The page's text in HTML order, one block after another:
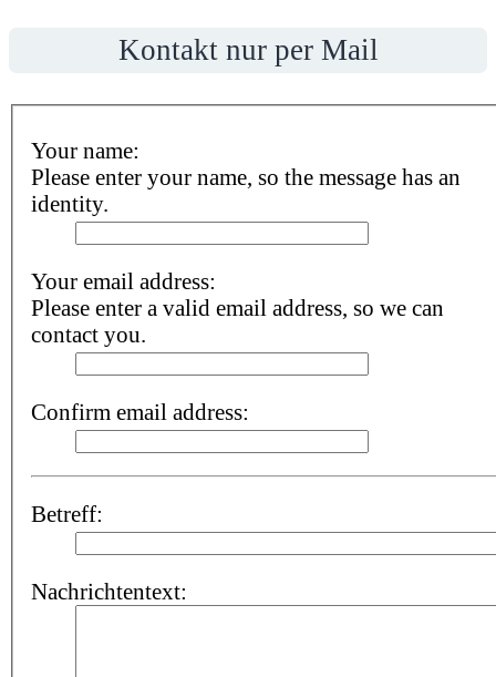
Kontakt nur per Mail
Your name:
Please enter your name, so the message has an
identity.
Your email address:
Please enter a valid email address, so we can
contact you.
Confirm email address:
Betreff:
Nachrichtentext: